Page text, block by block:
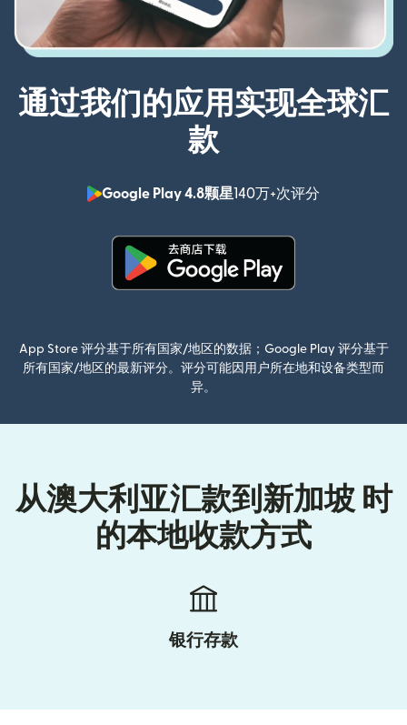
通过我们的应用实现全球汇
款
Google Play 4.8颗星140万+次评分
App Store 评分基于所有国家/地区的数据；Google Play 评分基于
所有国家/地区的最新评分。评分可能因用户所在地和设备类型而
异。
从澳大利亚汇款到新加坡 时
的本地收款方式
银行存款